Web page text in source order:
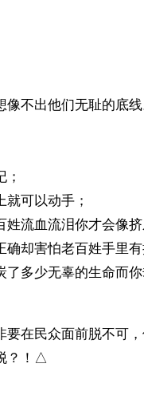
不出他们无耻的底线
可以动手；
流血流泪你才会像
却害怕老百姓手里有
多少无辜的生命而你
在民众面前脱不可
？！△